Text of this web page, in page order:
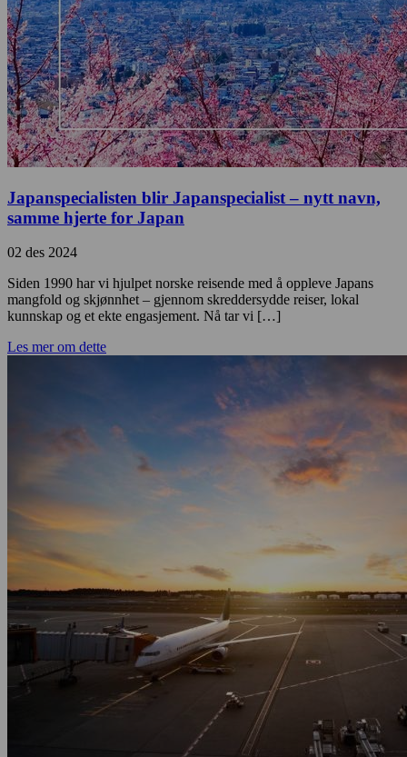
Japanspecialisten blir Japanspecialist – nytt navn,
samme hjerte for Japan
02 des 2024
Siden 1990 har vi hjulpet norske reisende med å oppleve Japans
mangfold og skjønnhet – gjennom skreddersydde reiser, lokal
kunnskap og et ekte engasjement. Nå tar vi […]
Les mer om dette